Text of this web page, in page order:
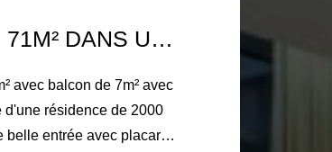
LYON 9ÉME - T3 DE 71M² DANS UNE RÉSIDENCE AVEC PISCINE
d'une résidence de 2000